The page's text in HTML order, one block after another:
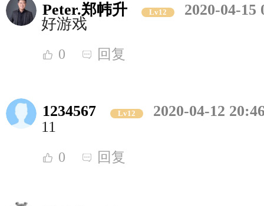
Peter.郑帏升 Lv12
2020-04-15
好游戏
0 回复
1234567 Lv12
2020-04-12
11
0 回复